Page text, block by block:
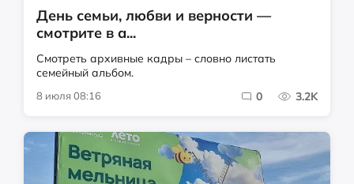
День семьи, любви и верности —
смотрите в а...
Смотреть архивные кадры – словно листать
семейный альбом.
8 июля 08:16 0 3.2K